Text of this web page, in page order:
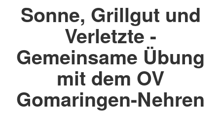
Sonne, Grillgut und
Verletzte -
Gemeinsame Übung
mit dem OV
Gomaringen-Nehren